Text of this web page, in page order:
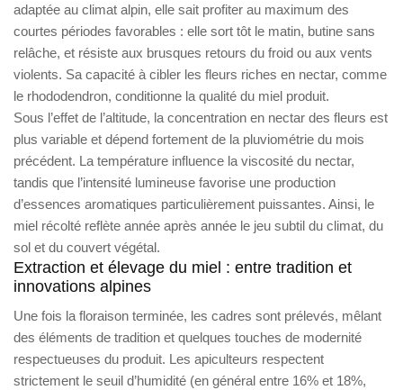
adaptée au climat alpin, elle sait profiter au maximum des
courtes périodes favorables : elle sort tôt le matin, butine sans
relâche, et résiste aux brusques retours du froid ou aux vents
violents. Sa capacité à cibler les fleurs riches en nectar, comme
le rhododendron, conditionne la qualité du miel produit.
Sous l’effet de l’altitude, la concentration en nectar des fleurs est
plus variable et dépend fortement de la pluviométrie du mois
précédent. La température influence la viscosité du nectar,
tandis que l’intensité lumineuse favorise une production
d’essences aromatiques particulièrement puissantes. Ainsi, le
miel récolté reflète année après année le jeu subtil du climat, du
sol et du couvert végétal.
Extraction et élevage du miel : entre tradition et
innovations alpines
Une fois la floraison terminée, les cadres sont prélevés, mêlant
des éléments de tradition et quelques touches de modernité
respectueuses du produit. Les apiculteurs respectent
strictement le seuil d’humidité (en général entre 16% et 18%,